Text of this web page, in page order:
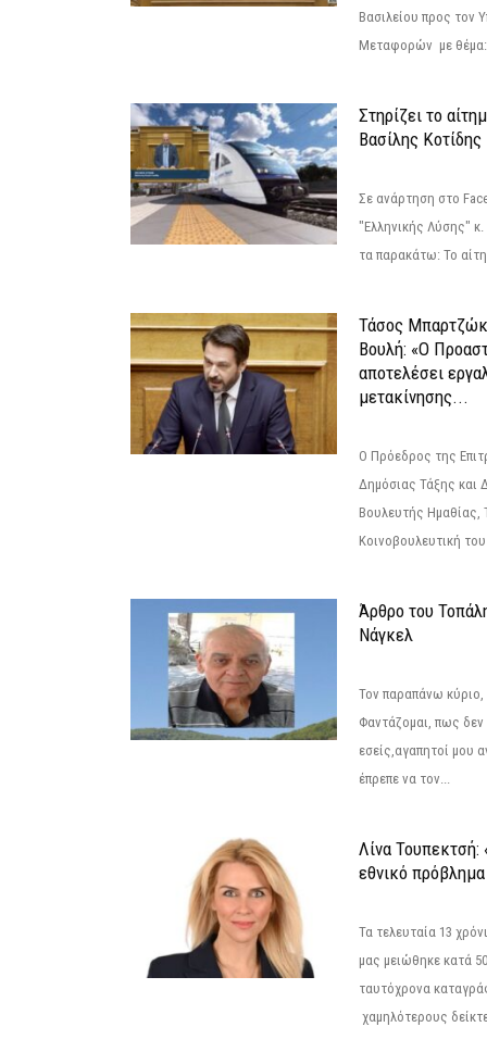
Βασιλείου προς τον
Μεταφορών με θέμα:
Στηρίζει το
Βασίλης Κοτίδης
Σε ανάρτηση στο
"Ελληνικής Λύσης"
τα παρακάτω: Το
Τάσος
Βουλή: «Ο
αποτελέσει
μετακίνησης...
Ο Πρόεδρος της
Δημόσιας Τάξης και
Βουλευτής
Κοινοβουλευτική
Άρθρο του
Νάγκελ
Τον παραπάνω
Φαντάζομαι, πως δεν
εσείς,αγαπητοί μου
έπρεπε να τον...
Λίνα Τουπεκτσή:
εθνικό πρόβλημα
Τα τελευταία 13
μας μειώθηκε κατά
ταυτόχρονα
χαμηλότερους